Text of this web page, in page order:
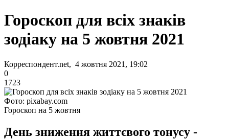
Гороскоп для всіх знаків
зодіаку на 5 жовтня 2021
Корреспондент.net, 4 жовтня 2021, 19:02
0
1723
Фото: pixabay.com
Гороскоп на 5 жовтня
День зниження життєвого тонусу -